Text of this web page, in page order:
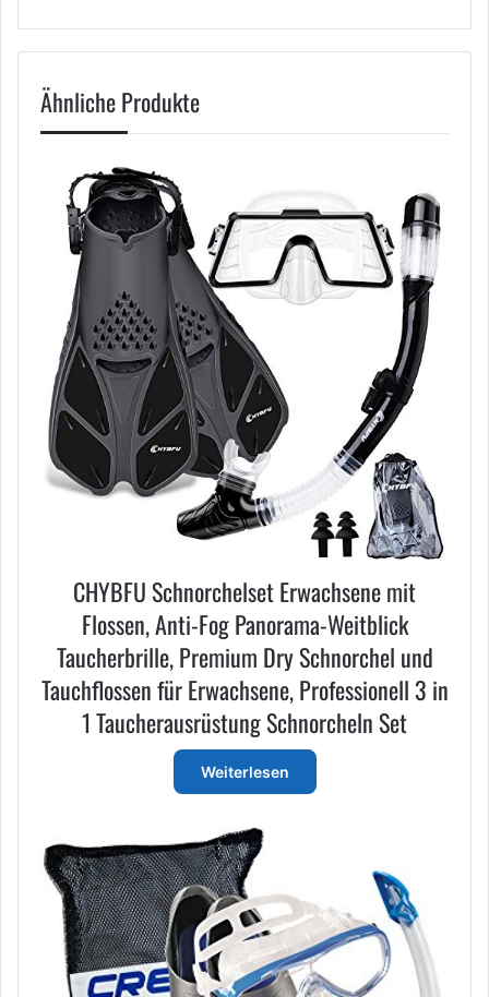
Ähnliche Produkte
CHYBFU Schnorchelset Erwachsene mit
Flossen, Anti-Fog Panorama-Weitblick
Taucherbrille, Premium Dry Schnorchel und
Tauchflossen für Erwachsene, Professionell 3 in
1 Taucherausrüstung Schnorcheln Set
Weiterlesen